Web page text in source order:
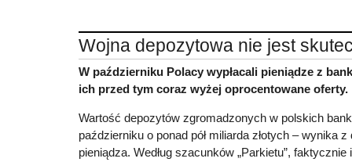
Wojna depozytowa nie jest
W październiku Polacy wypłacali pieniądze z
ich przed tym coraz wyżej oprocentowane oferty.
Wartość depozytów zgromadzonych w polskich
październiku o ponad pół miliarda złotych – wynika
pieniądza. Według szacunków „Parkietu”, faktycznie